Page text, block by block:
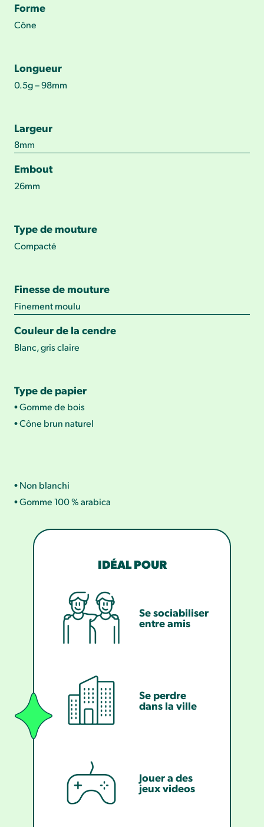
Forme
Cône
Longueur
0.5g – 98mm
Largeur
8mm
Embout
26mm
Type de mouture
Compacté
Finesse de mouture
Finement moulu
Couleur de la cendre
Blanc, gris claire
Type de papier
• Gomme de bois
• Cône brun naturel
• Non blanchi
• Gomme 100 % arabica
IDÉAL POUR
Se sociabiliser
entre amis
Se perdre
dans la ville
Jouer a des
jeux videos